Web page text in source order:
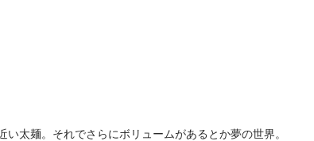
太麺。それでさらにボリュームがあるとか夢の世界。